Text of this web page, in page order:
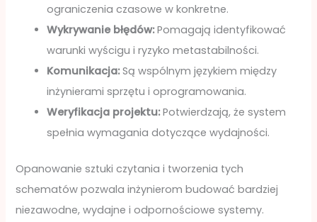
ograniczenia czasowe w konkretne.
Wykrywanie błędów:Pomagają identyfikować
warunki wyścigu i ryzyko metastabilności.
Komunikacja:Są wspólnym językiem między
inżynierami sprzętu i oprogramowania.
Weryfikacja projektu:Potwierdzają, że system
spełnia wymagania dotyczące wydajności.
Opanowanie sztuki czytania i tworzenia tych
schematów pozwala inżynierom budować bardziej
niezawodne, wydajne i odpornościowe systemy.